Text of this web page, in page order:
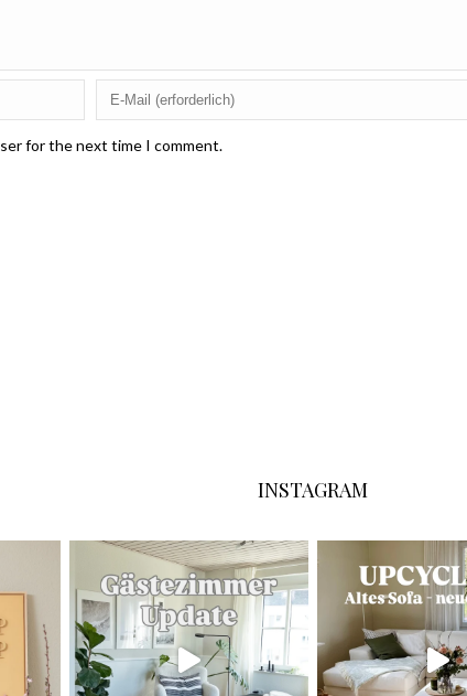
for the next time I comment.
INSTAGRAM